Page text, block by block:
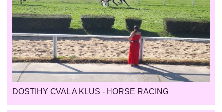
DOSTIHY CVAL A KLUS - HORSE RACING